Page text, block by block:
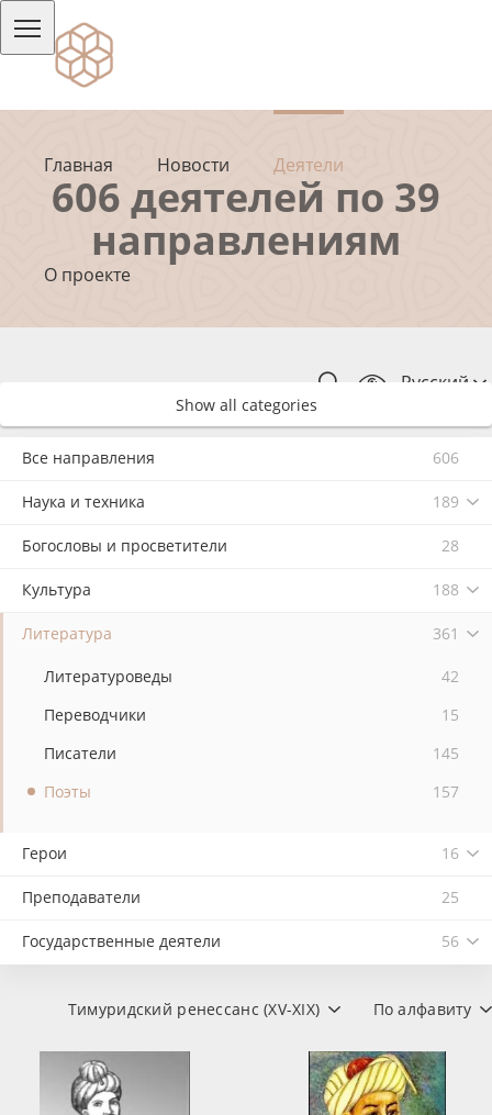
Главная Новости Деятели
О проекте
Русский
606 деятелей по 39
направлениям
Show all categories
Все направления 606
Наука и техника 189
Богословы и просветители 28
Культура 188
Литература 361
Литературоведы
42
Переводчики
15
Писатели
145
Поэты
157
Герои 16
Преподаватели 25
Государственные деятели 56
По алфавиту
Тимуридский ренессанс (XV-XIX)